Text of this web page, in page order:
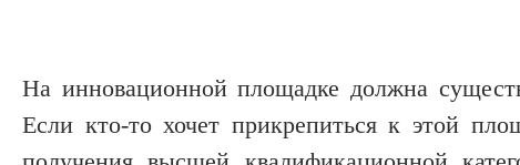
На инновационной площадке должна
Если кто-то хочет при­крепиться к этой